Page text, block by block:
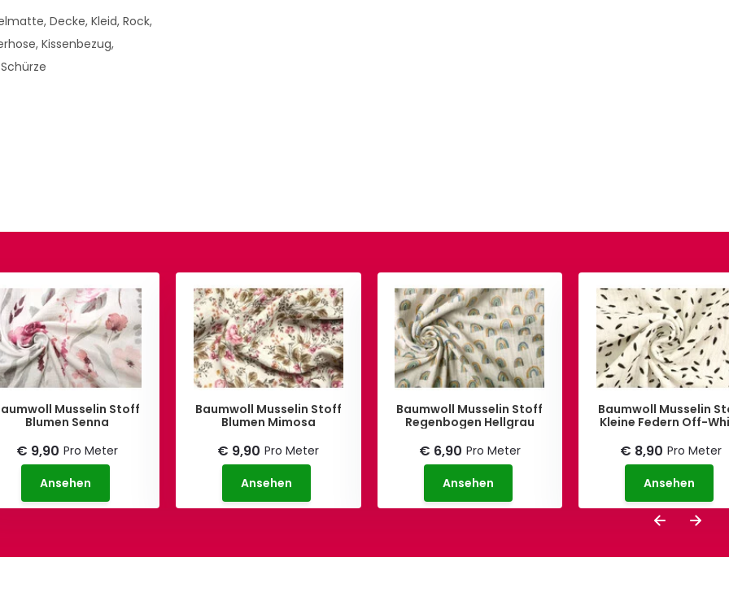
Decke, Kleid, Rock,
Kissenbezug,
Musselin Stoff
Blumen Senna
€ 9,90 Pro Meter
Ansehen
Baumwoll Musselin Stoff
Blumen Mimosa
€ 9,90 Pro Meter
Ansehen
Baumwoll Musselin Stoff
Regenbogen Hellgrau
€ 6,90 Pro Meter
Ansehen
Baumwoll Musselin
Kleine Federn Off-
€ 8,90 Pro Meter
Ansehen